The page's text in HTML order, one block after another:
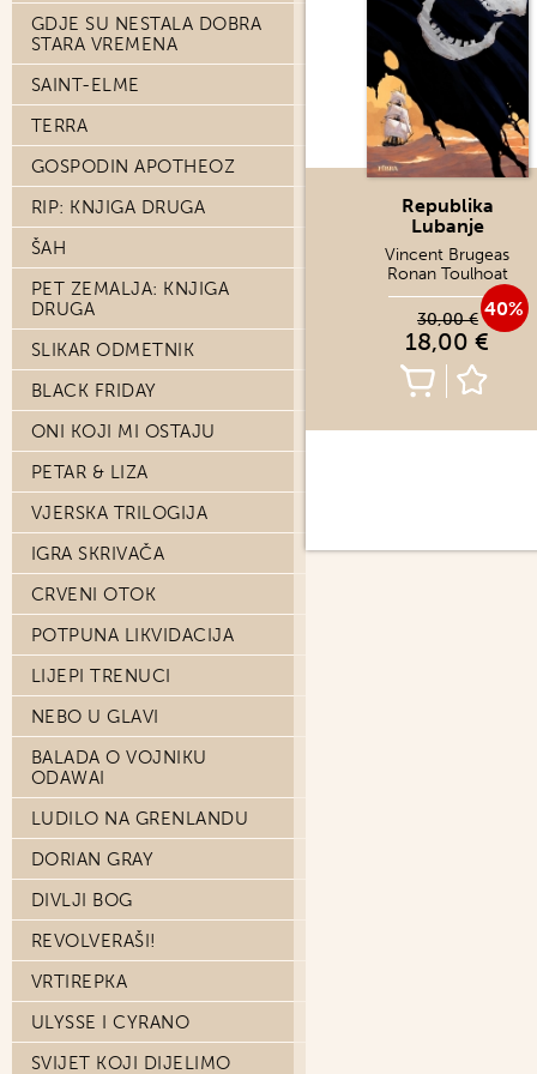
GDJE SU NESTALA DOBRA
STARA VREMENA
SAINT-ELME
TERRA
GOSPODIN APOTHEOZ
RIP: KNJIGA DRUGA
ŠAH
PET ZEMALJA: KNJIGA
DRUGA
SLIKAR ODMETNIK
BLACK FRIDAY
ONI KOJI MI OSTAJU
PETAR & LIZA
VJERSKA TRILOGIJA
IGRA SKRIVAČA
CRVENI OTOK
POTPUNA LIKVIDACIJA
LIJEPI TRENUCI
NEBO U GLAVI
BALADA O VOJNIKU
ODAWAI
LUDILO NA GRENLANDU
DORIAN GRAY
DIVLJI BOG
REVOLVERAŠI!
VRTIREPKA
ULYSSE I CYRANO
SVIJET KOJI DIJELIMO
Republika
Lubanje
Vincent Brugeas
Ronan Toulhoat
40%
30,00 €
18,00 €